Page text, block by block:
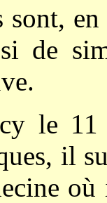
de
le 11
il